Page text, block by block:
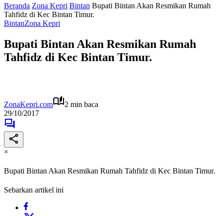
Beranda Zona Kepri Bintan Bupati Bintan Akan Resmikan Rumah
Tahfidz di Kec Bintan Timur.
BintanZona Kepri
Bupati Bintan Akan Resmikan Rumah
Tahfidz di Kec Bintan Timur.
ZonaKepri.com
2 min baca
29/10/2017
×
Bupati Bintan Akan Resmikan Rumah Tahfidz di Kec Bintan Timur.
Sebarkan artikel ini